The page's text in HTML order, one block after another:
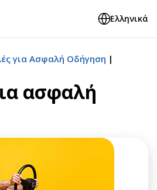
Ελληνικά
για Ασφαλή Οδήγηση
ασφαλή